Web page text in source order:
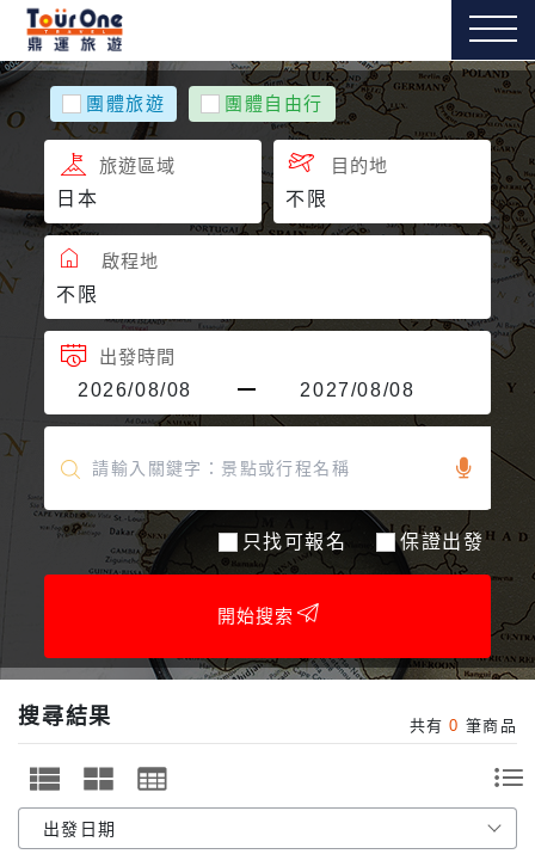
團體旅遊 團體自由行
旅遊區域 目的地
啟程地
出發時間
只找可報名 保證出發
開始搜索
搜尋結果 共有0 筆商品